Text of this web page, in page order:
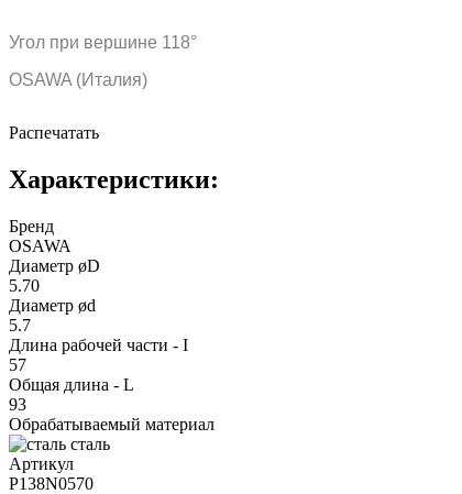
Угол при вершине 118°
OSAWA (Италия)
Распечатать
Характеристики:
Бренд
OSAWA
Диаметр øD
5.70
Диаметр ød
5.7
Длина рабочей части - I
57
Общая длина - L
93
Обрабатываемый материал
сталь
Артикул
P138N0570